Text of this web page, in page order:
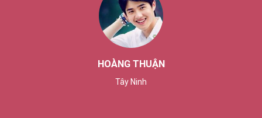
HOÀNG THUẬN
Tây Ninh